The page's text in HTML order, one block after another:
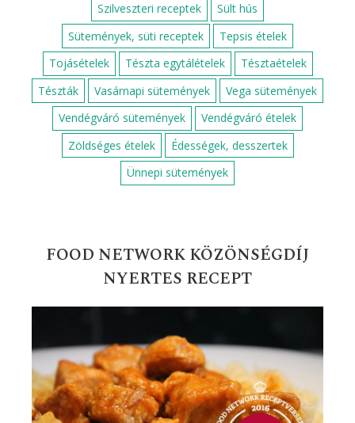
Szilveszteri receptek
Sült hús
Sütemények, süti receptek
Tepsis ételek
Tojásételek
Tészta egytálételek
Tésztaételek
Tészták
Vasárnapi sütemények
Vega sütemények
Vendégváró sütemények
Vendégváró ételek
Zöldséges ételek
Édességek, desszertek
Ünnepi sütemények
FOOD NETWORK KÖZÖNSÉGDÍJ
NYERTES RECEPT